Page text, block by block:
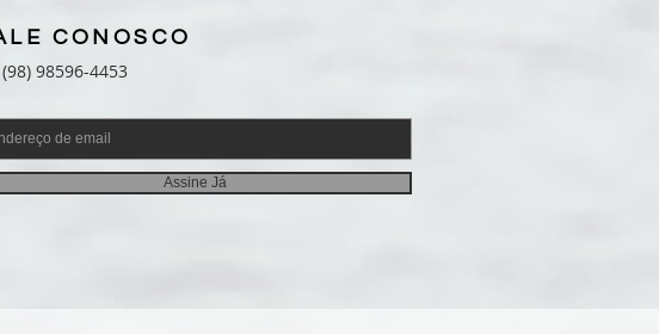
Assine Já
CONOSCO
98596-4453